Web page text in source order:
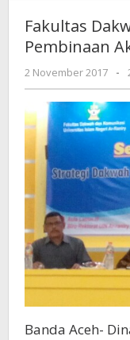
Fakultas
Pembinaan
2 November 2017 -
Banda Aceh-